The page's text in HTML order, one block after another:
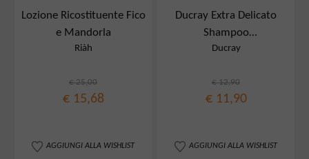
Lozione Ricostituente Fico
e Mandorla
Riàh
€ 25,00
€ 15,68
AGGIUNGI ALLA WISHLIST
Ducray Extra Delicato
Shampoo
Dermoprotettivo 400 Ml
Ducray
€ 12,90
€ 11,90
AGGIUNGI ALLA WISHLIST